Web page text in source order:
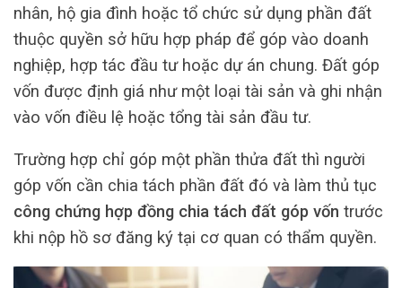
nhân, hộ gia đình hoặc tổ chức sử dụng phần đất
thuộc quyền sở hữu hợp pháp để góp vào doanh
nghiệp, hợp tác đầu tư hoặc dự án chung. Đất góp
vốn được định giá như một loại tài sản và ghi nhận
vào vốn điều lệ hoặc tổng tài sản đầu tư.
Trường hợp chỉ góp một phần thửa đất thì người
góp vốn cần chia tách phần đất đó và làm thủ tục
công chứng hợp đồng chia tách đất góp vốn trước
khi nộp hồ sơ đăng ký tại cơ quan có thẩm quyền.